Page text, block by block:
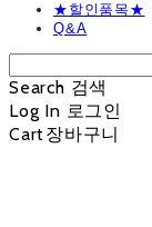
★할인품목★
Q&A
Search 검색
Log In 로그인
Cart장바구니